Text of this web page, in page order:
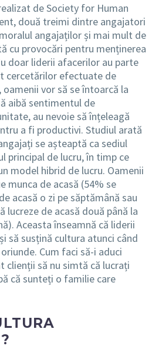
de Society for Human
două treimi dintre angajatori
angajaților și mai mult de
cu provocări pentru menținerea
doar liderii afacerilor au parte
cercetărilor efectuate de
oamenii vor să se întoarcă la
aibă sentimentul de
au nevoie să înțeleagă
a fi productivi. Studiul arată
se așteaptă ca sediul
principal de lucru, în timp ce
model hibrid de lucru. Oamenii
munca de acasă (54% se
acasă o zi pe săptămână sau
lucreze de acasă două până la
Aceasta înseamnă că liderii
să susțină cultura atunci când
Cum faci să-i aduci
clienții să nu simtă că lucrați
că sunteți o familie care